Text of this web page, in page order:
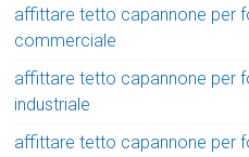
affittare tetto capannone per
commerciale
affittare tetto capannone per
industriale
affittare tetto capannone per